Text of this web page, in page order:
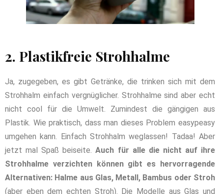
2. Plastikfreie Strohhalme
Ja, zugegeben, es gibt Getränke, die trinken sich mit dem
Strohhalm einfach vergnüglicher. Strohhalme sind aber echt
nicht cool für die Umwelt. Zumindest die gängigen aus
Plastik. Wie praktisch, dass man dieses Problem easypeasy
umgehen kann. Einfach Strohhalm weglassen! Tadaa! Aber
jetzt mal Spaß beiseite.Auch für alle die nicht auf ihre
Strohhalme verzichten können gibt es hervorragende
Alternativen: Halme aus Glas, Metall, Bambus oder Stroh
(aber eben dem echten Stroh). Die Modelle aus Glas und